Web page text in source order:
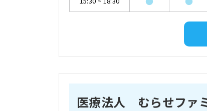
医療法人 むらせファ